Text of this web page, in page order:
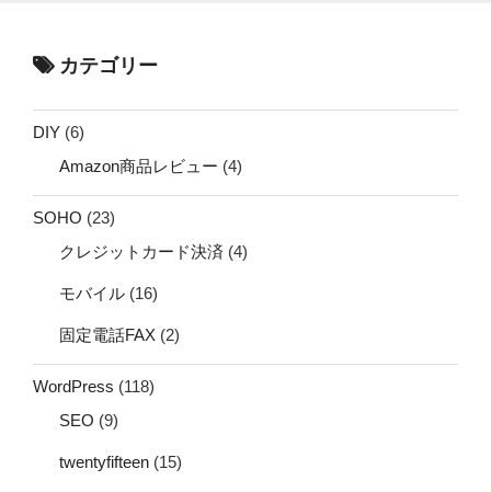
カテゴリー
DIY (6)
Amazon商品レビュー (4)
SOHO (23)
クレジットカード決済 (4)
モバイル (16)
固定電話FAX (2)
WordPress (118)
SEO (9)
twentyfifteen (15)